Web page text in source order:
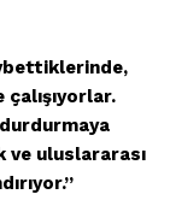
ve uluslararası